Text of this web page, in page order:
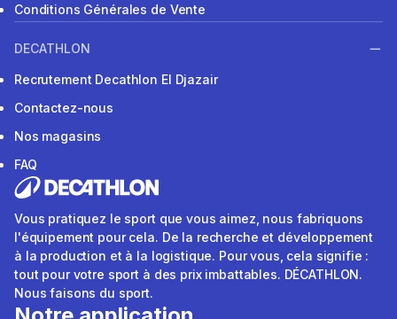
Conditions Générales de Vente
DECATHLON
Recrutement Decathlon El Djazair
Contactez-nous
Nos magasins
FAQ
Vous pratiquez le sport que vous aimez, nous fabriquons
l'équipement pour cela. De la recherche et développement
à la production et à la logistique. Pour vous, cela signifie :
tout pour votre sport à des prix imbattables. DÉCATHLON.
Nous faisons du sport.